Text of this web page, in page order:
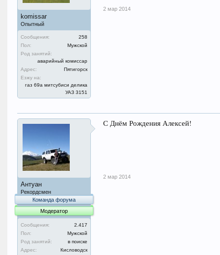
komissar
Опытный
Сообщения:
258
Пол:
Мужской
Род занятий:
аварийный комиссар
Адрес:
Пятигорск
Езжу на:
газ 69а митсубиси делика
УАЗ 3151
2 мар 2014
Антуан
Рекордсмен
Команда форума
Модератор
Сообщения:
2.417
Пол:
Мужской
Род занятий:
в поиске
Адрес:
Кисловодск
С Днём Рождения Алексей!
2 мар 2014